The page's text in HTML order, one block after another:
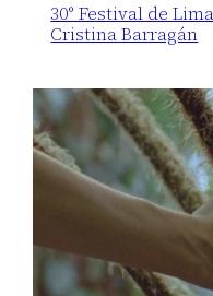
30° Festival de
Cristina Barragán